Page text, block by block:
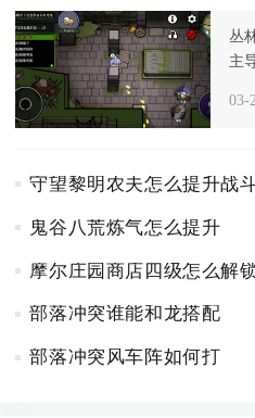
丛
主
致
03-
守望黎明农夫怎么提升战
鬼谷八荒炼气怎么提升
摩尔庄园商店四级怎么解
部落冲突谁能和龙搭配
部落冲突风车阵如何打